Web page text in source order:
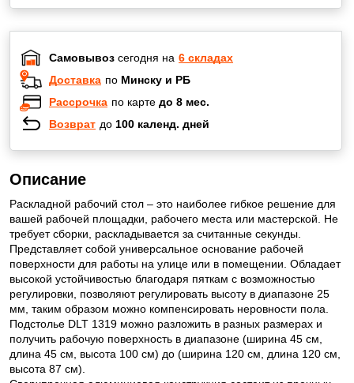
Самовывоз сегодня на 6 складах
Доставка по Минску и РБ
Рассрочка по карте до 8 мес.
Возврат до 100 календ. дней
Описание
Раскладной рабочий стол – это наиболее гибкое решение для
вашей рабочей площадки, рабочего места или мастерской. Не
требует сборки, раскладывается за считанные секунды.
Представляет собой универсальное основание рабочей
поверхности для работы на улице или в помещении. Обладает
высокой устойчивостью благодаря пяткам с возможностью
регулировки, позволяют регулировать высоту в диапазоне 25
мм, таким образом можно компенсировать неровности пола.
Подстолье DLT 1319 можно разложить в разных размерах и
получить рабочую поверхность в диапазоне (ширина 45 см,
длина 45 см, высота 100 см) до (ширина 120 см, длина 120 см,
высота 87 см).